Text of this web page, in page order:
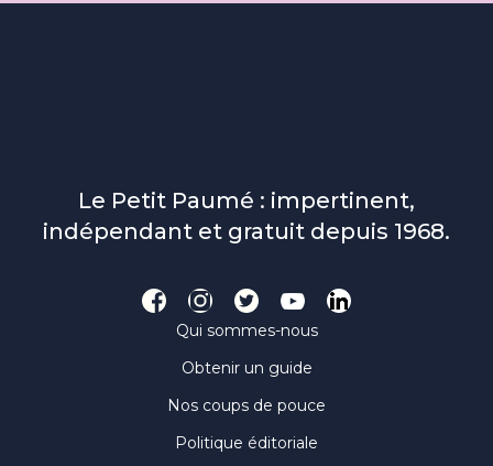
Le Petit Paumé : impertinent,
indépendant et gratuit depuis 1968.
Qui sommes-nous
Obtenir un guide
Nos coups de pouce
Politique éditoriale